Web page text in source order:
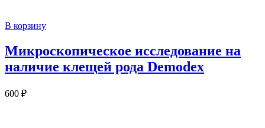
В корзину
Микроскопическое исследование на
наличие клещей рода Demodex
600 ₽